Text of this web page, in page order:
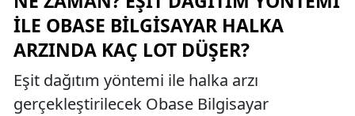
İLE OBASE BILGISAYAR HALKA
ARZINDA KAÇ LOT DÜŞER?
Eşit dağıtım yöntemi ile halka arzı
gerçekleştirilecek Obase Bilgisayar